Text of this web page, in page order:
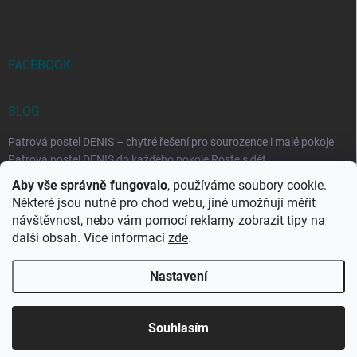
Aby vše správně fungovalo, používáme soubory cookie.
Některé jsou nutné pro chod webu, jiné umožňují měřit
návštěvnost, nebo vám pomocí reklamy zobrazit tipy na
další obsah. Více informací zde.
Nastavení
Souhlasím
FACEBOOK
BLOG
Patrová postel DENIS – chytré řešení pro sourozence i malé pokoje
Patrová postel DENIS do každého pokoje Roste s dět...
Rozkládací postele RELAX – ideální řešení pro malé prostory i
každodenní spaní
Rozkládací postel, která se přizpůsobí vašemu živo...
Copyright 2026DK-obchod.cz. Všechna práva vyhrazena.Upravit
nastavení cookies